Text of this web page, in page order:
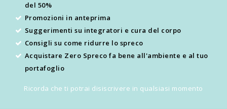
del 50%
Promozioni in anteprima
Suggerimenti su integratori e cura del corpo
Consigli su come ridurre lo spreco
Acquistare Zero Spreco fa bene all'ambiente e al tuo
portafoglio
Ricorda che ti potrai disiscrivere in qualsiasi momento